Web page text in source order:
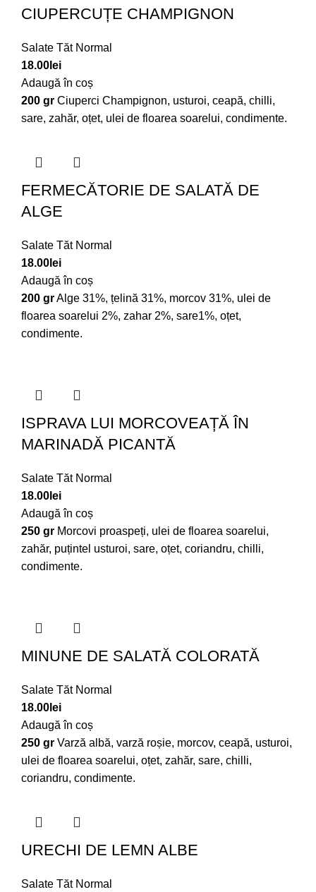
CIUPERCUȚE CHAMPIGNON
Salate Tăt Normal
18.00 lei
Adaugă în coș
200 gr Ciuperci Champignon, usturoi, ceapă, chilli,
sare, zahăr, oțet, ulei de floarea soarelui, condimente.
FERMECĂTORIE DE SALATĂ DE
ALGE
Salate Tăt Normal
18.00 lei
Adaugă în coș
200 grAlge 31%, țelină 31%, morcov 31%, ulei de
floarea soarelui 2%, zahar 2%, sare1%, oțet,
condimente.
ISPRAVA LUI MORCOVEAȚĂ ÎN
MARINADĂ PICANTĂ
Salate Tăt Normal
18.00 lei
Adaugă în coș
250 gr Morcovi proaspeți, ulei de floarea soarelui,
zahăr, puțintel usturoi, sare, oțet, coriandru, chilli,
condimente.
MINUNE DE SALATĂ COLORATĂ
Salate Tăt Normal
18.00 lei
Adaugă în coș
250 gr Varză albă, varză roșie, morcov, ceapă, usturoi,
ulei de floarea soarelui, oțet, zahăr, sare, chilli,
coriandru, condimente.
URECHI DE LEMN ALBE
Salate Tăt Normal